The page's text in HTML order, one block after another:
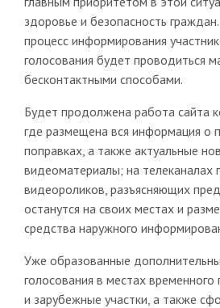
здоровье и безопасность граждан.
процесс информирования
голосования будет проводиться
бесконтактными способами.
Будет продолжена работа сайта
где размещена вся информация о
поправках, а также актуальные
видеоматериалы; на телеканалах
видеороликов, разъясняющих
останутся на своих местах и
средства наружного
Уже образованные
голосования в местах
и зарубежные участки, а также